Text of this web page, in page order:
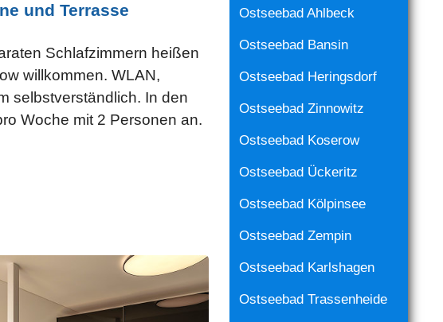
Ostseebad Ahlbeck
Ostseebad Bansin
Ostseebad Heringsdorf
Ostseebad Zinnowitz
Ostseebad Koserow
Ostseebad Ückeritz
Ostseebad Kölpinsee
Ostseebad Zempin
Ostseebad Karlshagen
Ostseebad Trassenheide
und Terrasse
Schlafzimmern heißen
willkommen. WLAN,
selbstverständlich. In den
Woche mit 2 Personen an.